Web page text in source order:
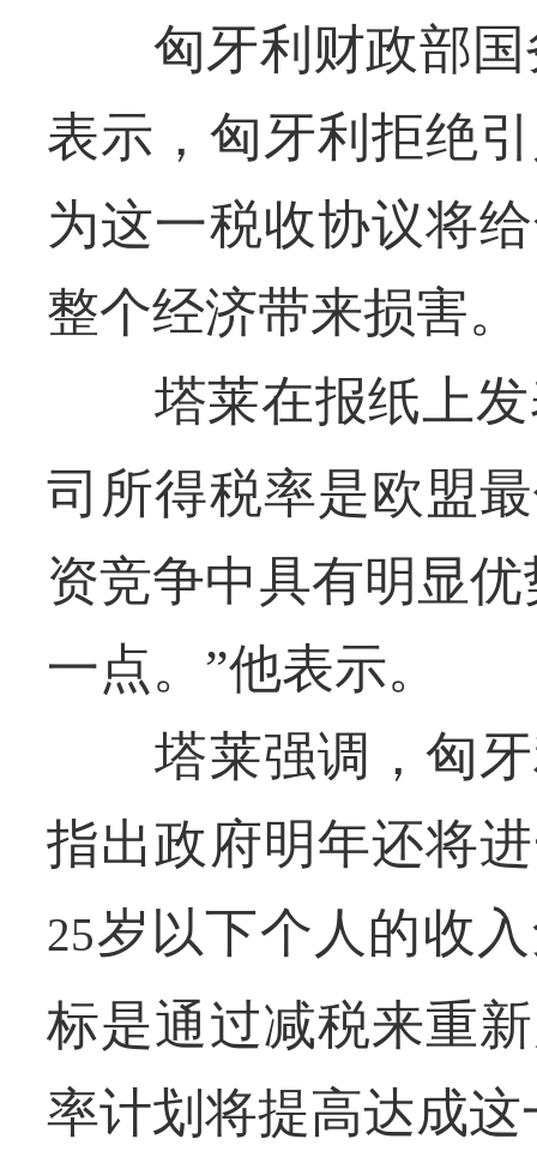
匈牙利财政部国
表示，匈牙利拒绝
为这一税收协议将
整个经济带来损害。
塔莱在报纸上发
司所得税率是欧盟
资竞争中具有明显
一点。”他表示。
塔莱强调，匈牙
指出政府明年还将
25岁以下个人的收
标是通过减税来重
率计划将提高达成